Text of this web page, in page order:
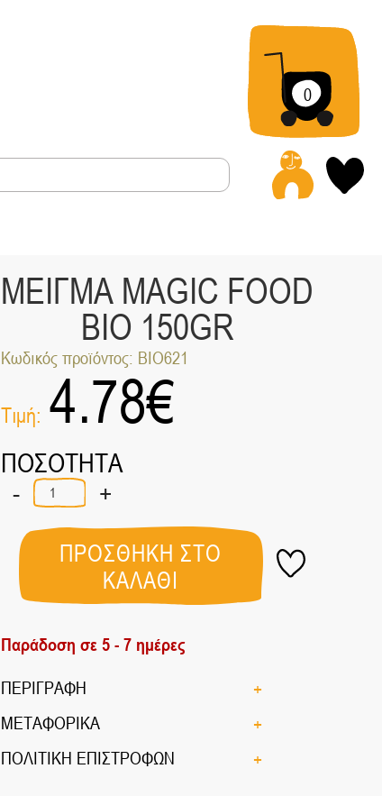
0
ΜΕΙΓΜΑ MAGIC FOOD
BIO 150GR
Κωδικός προϊόντος: ΒΙΟ621
Τιμή: 4.78€
ΠΟΣΟΤΗΤΑ
-
ΜΕΙΓΜΑ
MAGIC
+
ΠΡΟΣΘΗΚΗ ΣΤΟ
ΚΑΛΑΘΙ
Παράδοση σε 5 - 7 ημέρες
ΠΕΡΙΓΡΑΦΗ
ΜΕΤΑΦΟΡΙΚΑ
ΠΟΛΙΤΙΚΗ ΕΠΙΣΤΡΟΦΩΝ